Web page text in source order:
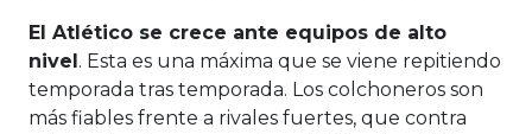
El Atlético se crece ante equipos de alto
nivel . Esta es una máxima que se viene repitiendo
temporada tras temporada. Los colchoneros son
más fiables frente a rivales fuertes, que contra